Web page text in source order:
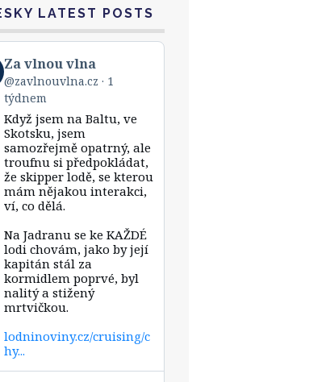
LATEST POSTS
Za vlnou vlna
@zavlnouvlna.cz
1
týdnem
Když jsem na Baltu, ve
Skotsku, jsem
samozřejmě opatrný, ale
troufnu si předpokládat,
že skipper lodě, se kterou
mám nějakou interakci,
ví, co dělá.
Na Jadranu se ke KAŽDÉ
lodi chovám, jako by její
kapitán stál za
kormidlem poprvé, byl
nalitý a stižený
mrtvičkou.
lodninoviny.cz/cruising/c
hy...